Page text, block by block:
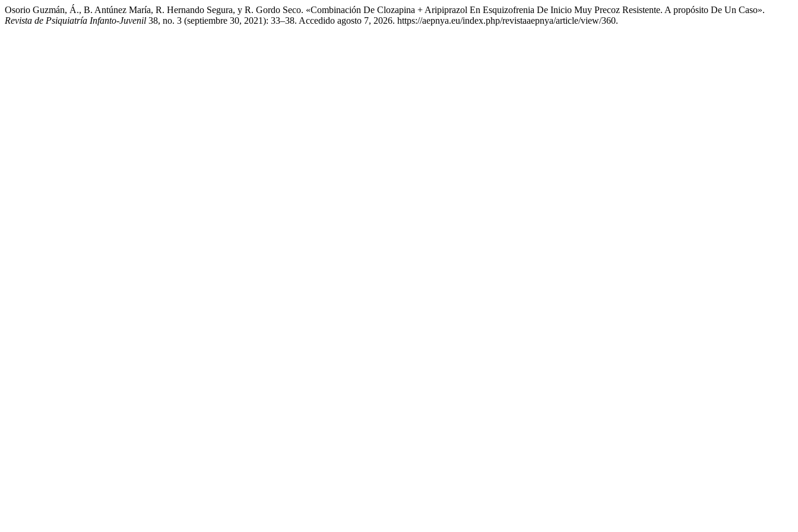
Osorio Guzmán, Á., B. Antúnez María, R. Hernando Segura, y R. Gordo Seco. «Combinación De Clozapina + Aripiprazol En Esquizofrenia De Inicio Muy Precoz Resistente. A propósito De Un Caso».
Revista de Psiquiatría Infanto-Juvenil 38, no. 3 (septiembre 30, 2021): 33–38. Accedido agosto 7, 2026. https://aepnya.eu/index.php/revistaaepnya/article/view/360.